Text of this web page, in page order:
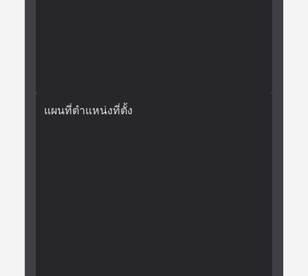
แผนที่ตำแหน่งที่ตั้ง